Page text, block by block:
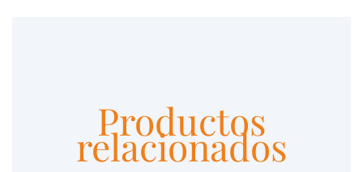
Productos
relacionados